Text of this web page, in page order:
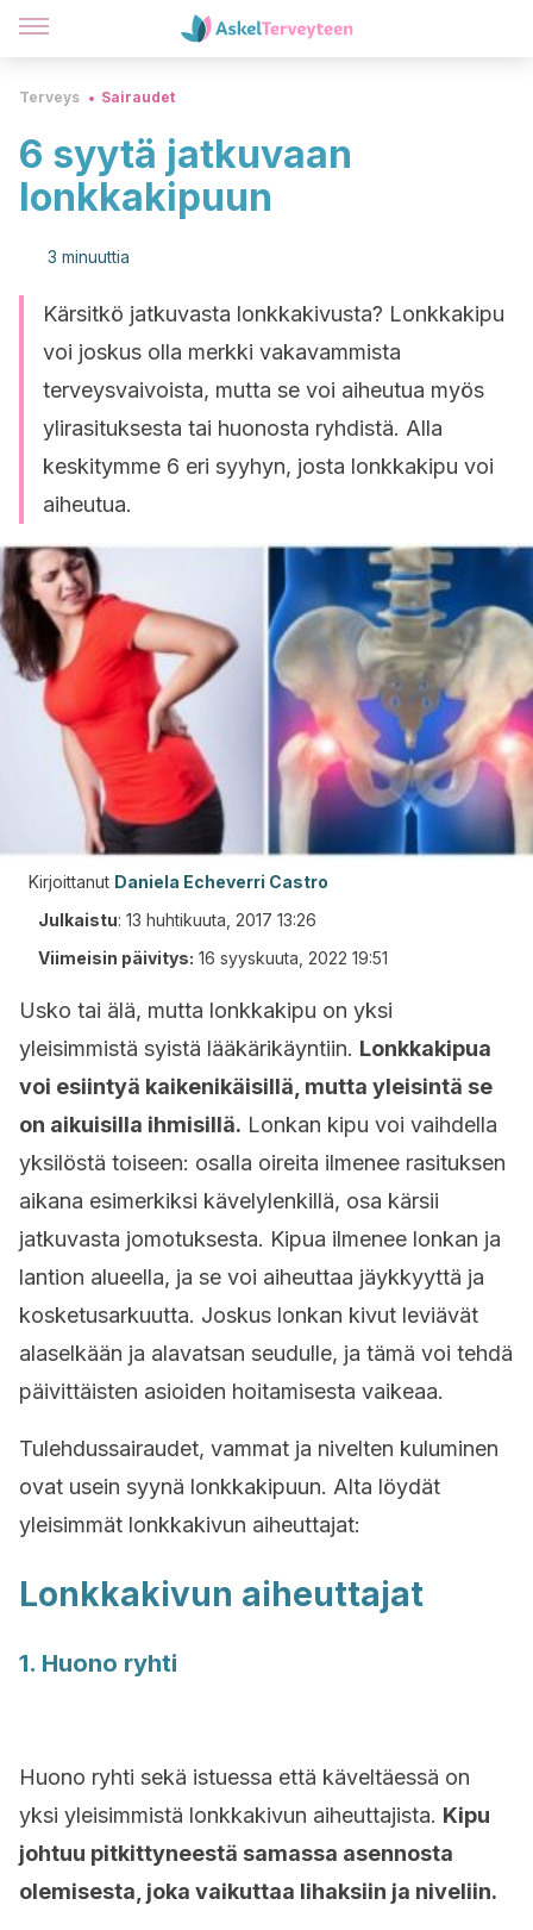
Terveys Sairaudet
6 syytä jatkuvaan
lonkkakipuun
3 minuuttia
Kärsitkö jatkuvasta lonkkakivusta? Lonkkakipu
voi joskus olla merkki vakavammista
terveysvaivoista, mutta se voi aiheutua myös
ylirasituksesta tai huonosta ryhdistä. Alla
keskitymme 6 eri syyhyn, josta lonkkakipu voi
aiheutua.
Kirjoittanut Daniela Echeverri Castro
Julkaistu: 13 huhtikuuta, 2017 13:26
Viimeisin päivitys: 16 syyskuuta, 2022 19:51
Usko tai älä, mutta lonkkakipu on yksi
yleisimmistä syistä lääkärikäyntiin. Lonkkakipua
voi esiintyä kaikenikäisillä, mutta yleisintä se
on aikuisilla ihmisillä. Lonkan kipu voi vaihdella
yksilöstä toiseen: osalla oireita ilmenee rasituksen
aikana esimerkiksi kävelylenkillä, osa kärsii
jatkuvasta jomotuksesta. Kipua ilmenee lonkan ja
lantion alueella, ja se voi aiheuttaa jäykkyyttä ja
kosketusarkuutta. Joskus lonkan kivut leviävät
alaselkään ja alavatsan seudulle, ja tämä voi tehdä
päivittäisten asioiden hoitamisesta vaikeaa.
Tulehdussairaudet, vammat ja nivelten kuluminen
ovat usein syynä lonkkakipuun. Alta löydät
yleisimmät lonkkakivun aiheuttajat:
Lonkkakivun aiheuttajat
1. Huono ryhti
Huono ryhti sekä istuessa että käveltäessä on
yksi yleisimmistä lonkkakivun aiheuttajista. Kipu
johtuu pitkittyneestä samassa asennosta
olemisesta, joka vaikuttaa lihaksiin ja niveliin.